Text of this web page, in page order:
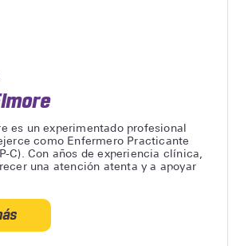
es un experimentado profesional
como Enfermero Practicante
C). Con años de experiencia clínica,
una atención atenta y a apoyar